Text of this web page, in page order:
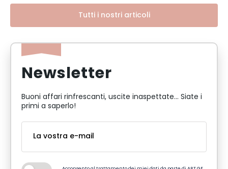
Tutti i nostri articoli
Newsletter
Buoni affari rinfrescanti, uscite inaspettate... Siate i
primi a saperlo!